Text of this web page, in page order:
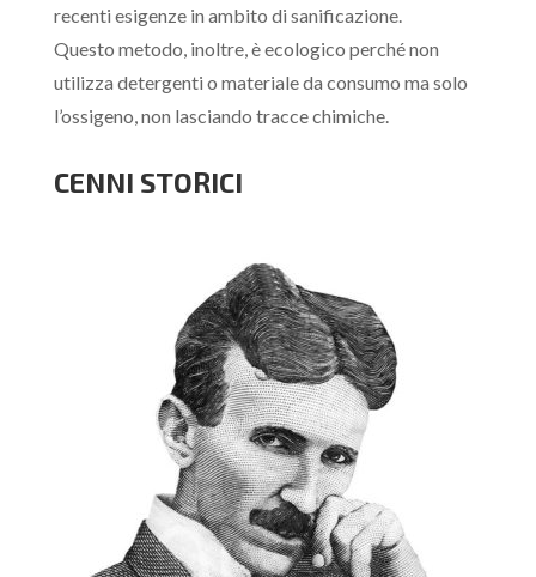
recenti esigenze in ambito di sanificazione.
Questo metodo, inoltre, èecologico perché non
utilizza detergenti o materiale da consumo ma solo
l’ossigeno, non lasciando tracce chimiche.
CENNI STORICI